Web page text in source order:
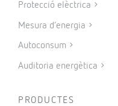
Protecció elèctrica
Mesura d’energia
Autoconsum
Auditoria energètica
PRODUCTES